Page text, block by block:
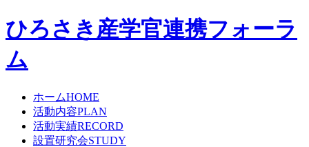
ひろさき産学官連携フォーラ
ム
ホームHOME
活動内容PLAN
活動実績RECORD
設置研究会STUDY